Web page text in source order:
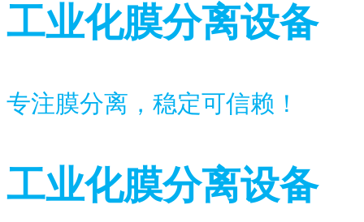
工业化膜分离设备
专注膜分离，稳定可信赖！
工业化膜分离设备